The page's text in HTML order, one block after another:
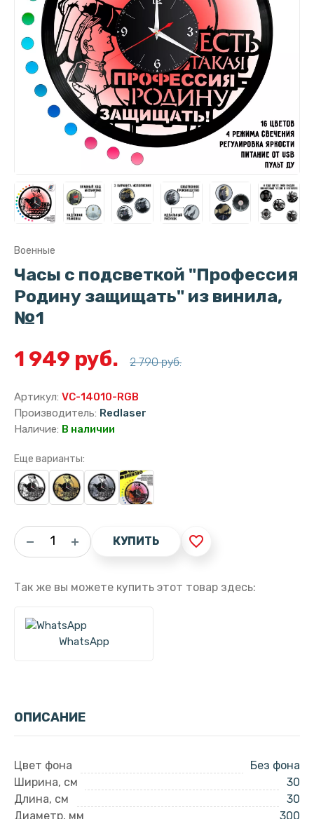
Военные
Часы с подсветкой "Профессия
Родину защищать" из винила,
№1
1 949 руб. 2 790 руб.
Артикул: VC-14010-RGB
Производитель: Redlaser
Наличие: В наличии
Еще варианты:
КУПИТЬ favorite_border
Так же вы можете купить этот товар здесь:
WhatsApp
ОПИСАНИЕ
Цвет фона
Без фона
Ширина, см
30
Длина, см
30
Диаметр, мм
300